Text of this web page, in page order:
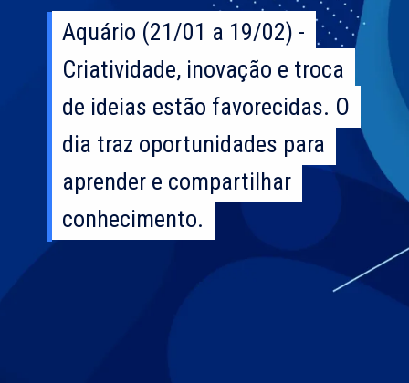
Aquário (21/01 a 19/02) -
Criatividade, inovação e troca
de ideias estão favorecidas. O
dia traz oportunidades para
aprender e compartilhar
conhecimento.
Aquário (21/01 a 19/02) -
Criatividade, inovação e troca
de ideias estão favorecidas. O
dia traz oportunidades para
aprender e compartilhar
conhecimento.